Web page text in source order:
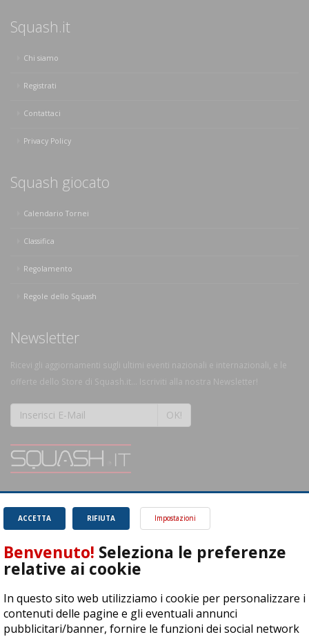
Squash.it
Chi siamo
Registrati
Contattaci
Privacy Policy
Squash giocato
Calendario Tornei
Classifica
Regolamento
Regole dello Squash
Newsletter
Ricevi gli aggiornamenti sugli ultimi eventi nazionali e internazionali, e le
offerte dello Store di Squash.it... Iscriviti alla nostra Newsletter!
OK!
SQUASH.it: Il punto di riferimento quotidiano per tutti gli amanti di questo
magnifico sport.
Leggi
RIFIUTA
ACCETTA Impostazioni
Benvenuto! Seleziona le preferenze
relative ai cookie
In questo sito web utilizziamo i cookie per personalizzare i
contenuti delle pagine e gli eventuali annunci
pubblicitari/banner, fornire le funzioni dei social network
ASD Let's Sport - Via T. Olivelli 3, 25014 Castenedolo (BS) - P. Iva:
04278030988
© Copyright 2015 | All Rights Reserved - Powered byDynDevice